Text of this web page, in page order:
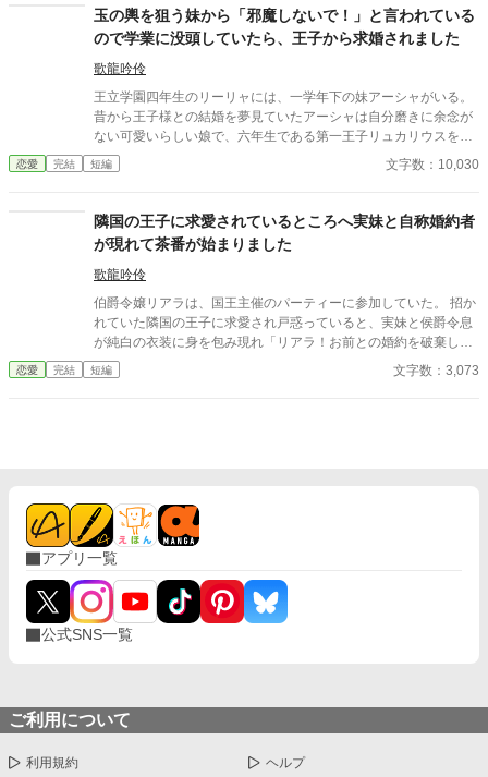
玉の輿を狙う妹から「邪魔しないで！」と言われている
ので学業に没頭していたら、王子から求婚されました
歌龍吟伶
王立学園四年生のリーリャには、一学年下の妹アーシャがいる。
昔から王子様との結婚を夢見ていたアーシャは自分磨きに余念が
ない可愛いらしい娘で、六年生である第一王子リュカリウスを狙
っているらしい。 入学当時から、「私が王子と結婚するんだから
ね！お姉ちゃんは邪魔しないで！」と言われていたリーリャは学
「君のことが好きだから」…まさかの告白！
恋愛 完結 短編 文字数：10,030
隣国の王子に求愛されているところへ実妹と自称婚約者
が現れて茶番が始まりました
歌龍吟伶
伯爵令嬢リアラは、国王主催のパーティーに参加していた。 招か
れていた隣国の王子に求愛され戸惑っていると、実妹と侯爵令息
が純白の衣装に身を包み現れ「リアラ！お前との婚約を破棄して
ルリナと結婚する！」「残念でしたわねお姉様！」と言い出した
のだ。 国王含めて唖然とする会場で始まった茶番劇。 「…ええ
恋愛 完結 短編 文字数：3,073
アプリ一覧
公式SNS一覧
ご利用について
利用規約 ヘルプ